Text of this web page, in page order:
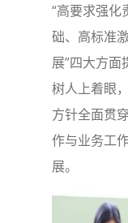
“高要求强化
础、高标准
展”四大方
树人上着眼
方针全面贯
作与业务工
展。